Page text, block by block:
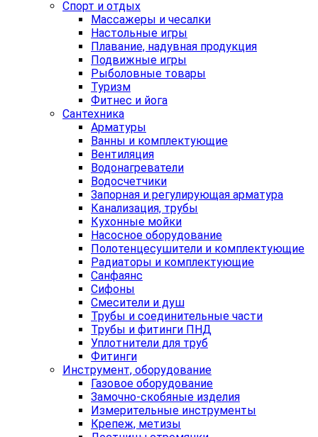
Спорт и отдых
Массажеры и чесалки
Настольные игры
Плавание, надувная продукция
Подвижные игры
Рыболовные товары
Туризм
Фитнес и йога
Сантехника
Арматуры
Ванны и комплектующие
Вентиляция
Водонагреватели
Водосчетчики
Запорная и регулирующая арматура
Канализация, трубы
Кухонные мойки
Насосное оборудование
Полотенцесушители и комплектующие
Радиаторы и комплектующие
Санфаянс
Сифоны
Смесители и душ
Трубы и соединительные части
Трубы и фитинги ПНД
Уплотнители для труб
Фитинги
Инструмент, оборудование
Газовое оборудование
Замочно-скобяные изделия
Измерительные инструменты
Крепеж, метизы